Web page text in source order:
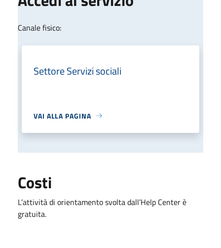
Canale fisico:
Settore Servizi sociali
VAI ALLA PAGINA
Costi
L’attività di orientamento svolta dall’Help Center è
gratuita.